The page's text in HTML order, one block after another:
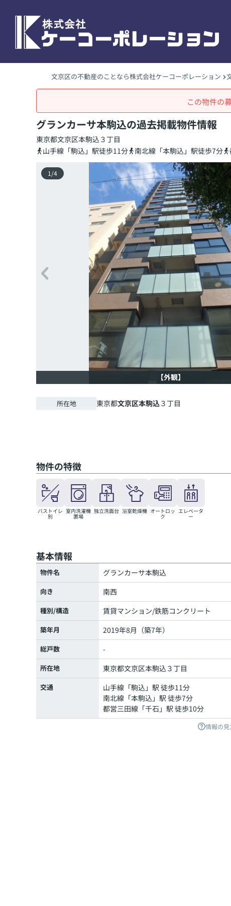
文京区の不動産のことなら株式会社ケーコーポレーション
この物件の
グランカーサ本駒込の過去掲載物件情報
東京都文京区本駒込 ３丁目
山手線「駒込」駅徒歩11分
南北線「本駒込」駅徒歩7分
1 /4
【外観】
所在地 東京都文京区本駒込３丁目
物件の特徴
バストイレ
別
室内洗濯機
置場
独立洗面台 浴室乾燥機 オートロッ
ク
エレベータ
ー
基本情報
物件名 グランカーサ本駒込
向き 南西
種別/構造 賃貸マンション/鉄筋コンクリート
築年月 2019年8月（築7年）
総戸数 -
所在地 東京都文京区本駒込 ３丁目
交通 山手線 「駒込 」駅 徒歩11分
南北線 「本駒込 」駅 徒歩7分
都営三田線 「千石 」駅 徒歩10分
情報の見